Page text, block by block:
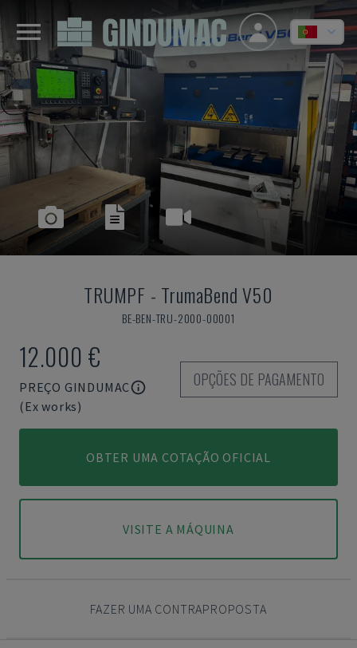
TRUMPF - TrumaBend V50
BE-BEN-TRU-2000-00001
12.000 €
PREÇO GINDUMAC
(Ex works)
OPÇÕES DE PAGAMENTO
OBTER UMA COTAÇÃO OFICIAL
VISITE A MÁQUINA
FAZER UMA CONTRAPROPOSTA